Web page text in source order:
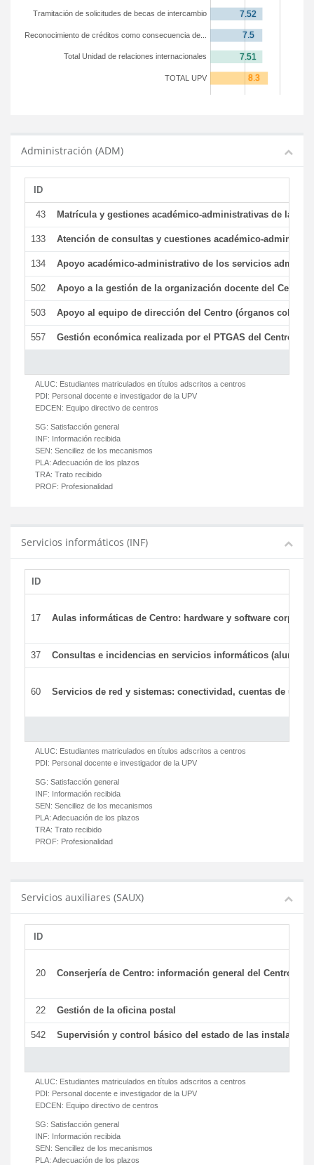
TOTAL UPV
Total Unidad de relaciones internacionales
Reconocimiento de créditos como consecuencia de...
Tramitación de solicitudes de becas de intercambio
Administración (ADM)
ID
43 Matrícula y gestiones académico-administrativas de la
133 Atención de consultas y cuestiones académico-
134 Apoyo académico-administrativo de los servicios
502 Apoyo a la gestión de la organización docente del Centro
503 Apoyo al equipo de dirección del Centro (órganos
557 Gestión económica realizada por el PTGAS del Centro
ALUC: Estudiantes matriculados en títulos adscritos a centros
PDI: Personal docente e investigador de la UPV
EDCEN: Equipo directivo de centros
SG: Satisfacción general
INF: Información recibida
SEN: Sencillez de los mecanismos
PLA: Adecuación de los plazos
TRA: Trato recibido
PROF: Profesionalidad
Servicios informáticos (INF)
ID
17 Aulas informáticas de Centro: hardware y software
37 Consultas e incidencias en servicios informáticos (alumnos)
60 Servicios de red y sistemas: conectividad, cuentas de
ALUC: Estudiantes matriculados en títulos adscritos a centros
PDI: Personal docente e investigador de la UPV
SG: Satisfacción general
INF: Información recibida
SEN: Sencillez de los mecanismos
PLA: Adecuación de los plazos
TRA: Trato recibido
PROF: Profesionalidad
Servicios auxiliares (SAUX)
ID
20 Conserjería de Centro: información general del Centro y
22 Gestión de la oficina postal
542 Supervisión y control básico del estado de las
ALUC: Estudiantes matriculados en títulos adscritos a centros
PDI: Personal docente e investigador de la UPV
EDCEN: Equipo directivo de centros
SG: Satisfacción general
INF: Información recibida
SEN: Sencillez de los mecanismos
PLA: Adecuación de los plazos